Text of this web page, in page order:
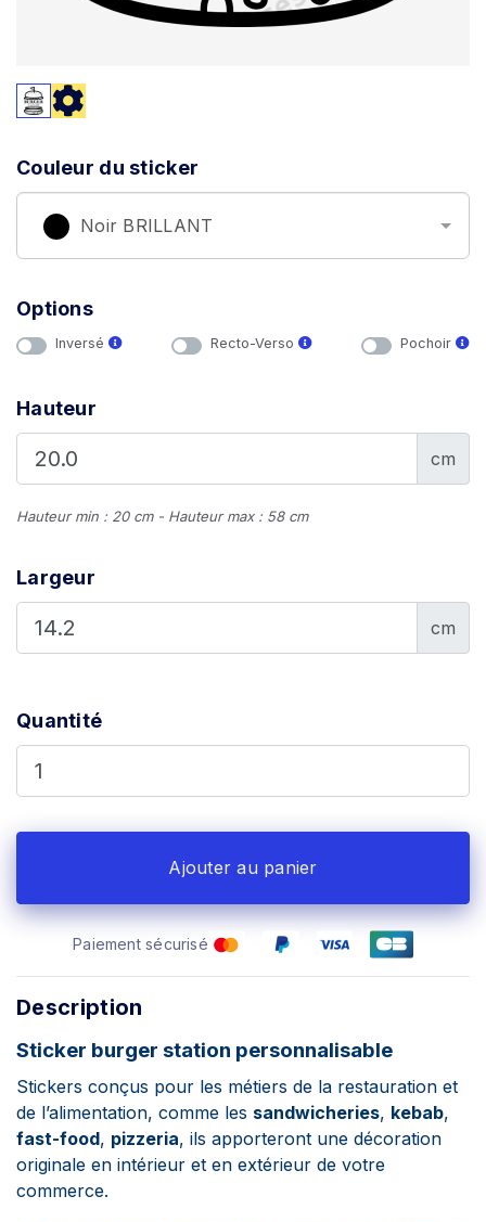
Couleur du sticker
Noir BRILLANT
Options
Inversé Recto-Verso Pochoir
Hauteur
cm
Hauteur min : 20 cm - Hauteur max : 58 cm
Largeur
cm
Quantité
Ajouter au panier
Paiement sécurisé
Description
Sticker burger station personnalisable
Stickers conçus pour les métiers de la restauration et
de l’alimentation, comme les sandwicheries, kebab,
fast-food, pizzeria, ils apporteront une décoration
originale en intérieur et en extérieur de votre
commerce.